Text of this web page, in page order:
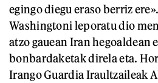
egingo diegu eraso berriz
Washingtoni leporatu dio
atzo gauean Iran hegoaldean
bonbardaketak direla eta.
Irango Guardia Iraultzaileak